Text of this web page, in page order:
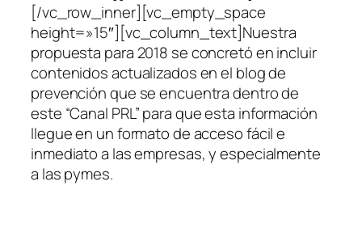
[/vc_row_inner][vc_empty_space
height=»15″][vc_column_text]Nuestra
propuesta para 2018 se concretó en incluir
contenidos actualizados en el blog de
prevención que se encuentra dentro de
este “Canal PRL” para que esta información
llegue en un formato de acceso fácil e
inmediato a las empresas, y especialmente
a las pymes.